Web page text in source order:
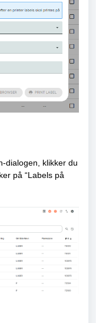
dialogen, klikker du
på “Labels på